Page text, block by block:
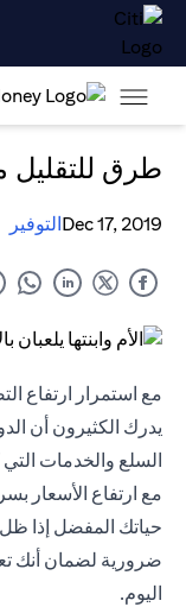
طرق للتقليل
Dec 17, 2019التوفير
مع استمرار ارتفاع
يدرك الكثيرون أن
السلع والخدمات
مع ارتفاع الأسعار
حياتك المفضل إذا ظل
ضرورية لضمان أنك
اليوم.